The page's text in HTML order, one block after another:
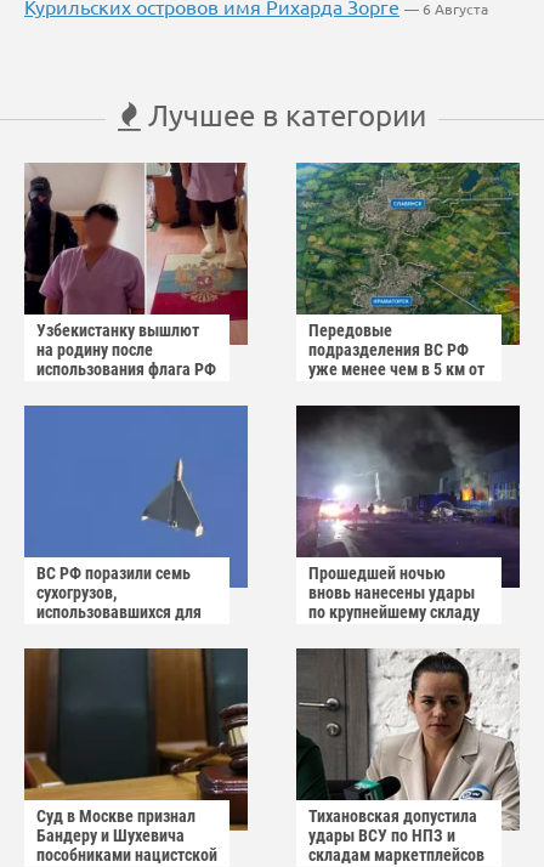
Курильских островов имя Рихарда Зорге — 6 Августа
Лучшее в категории
Узбекистанку вышлют
на родину после
использования флага РФ
Передовые
подразделения ВС РФ
уже менее чем в 5 км от
Славянска
ВС РФ поразили семь
сухогрузов,
использовавшихся для
Прошедшей ночью
вновь нанесены удары
по крупнейшему складу
маркетплейса Rozetka
Суд в Москве признал
Бандеру и Шухевича
пособниками нацистской
Тихановская допустила
удары ВСУ по НПЗ и
складам маркетплейсов